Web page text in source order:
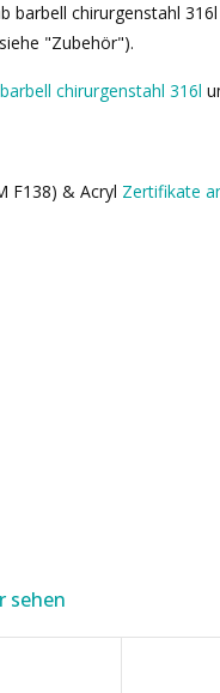
barbell chirurgenstahl
"Zubehör").
chirurgenstahl 316l
F138) & Acryl Zertifikate
sehen